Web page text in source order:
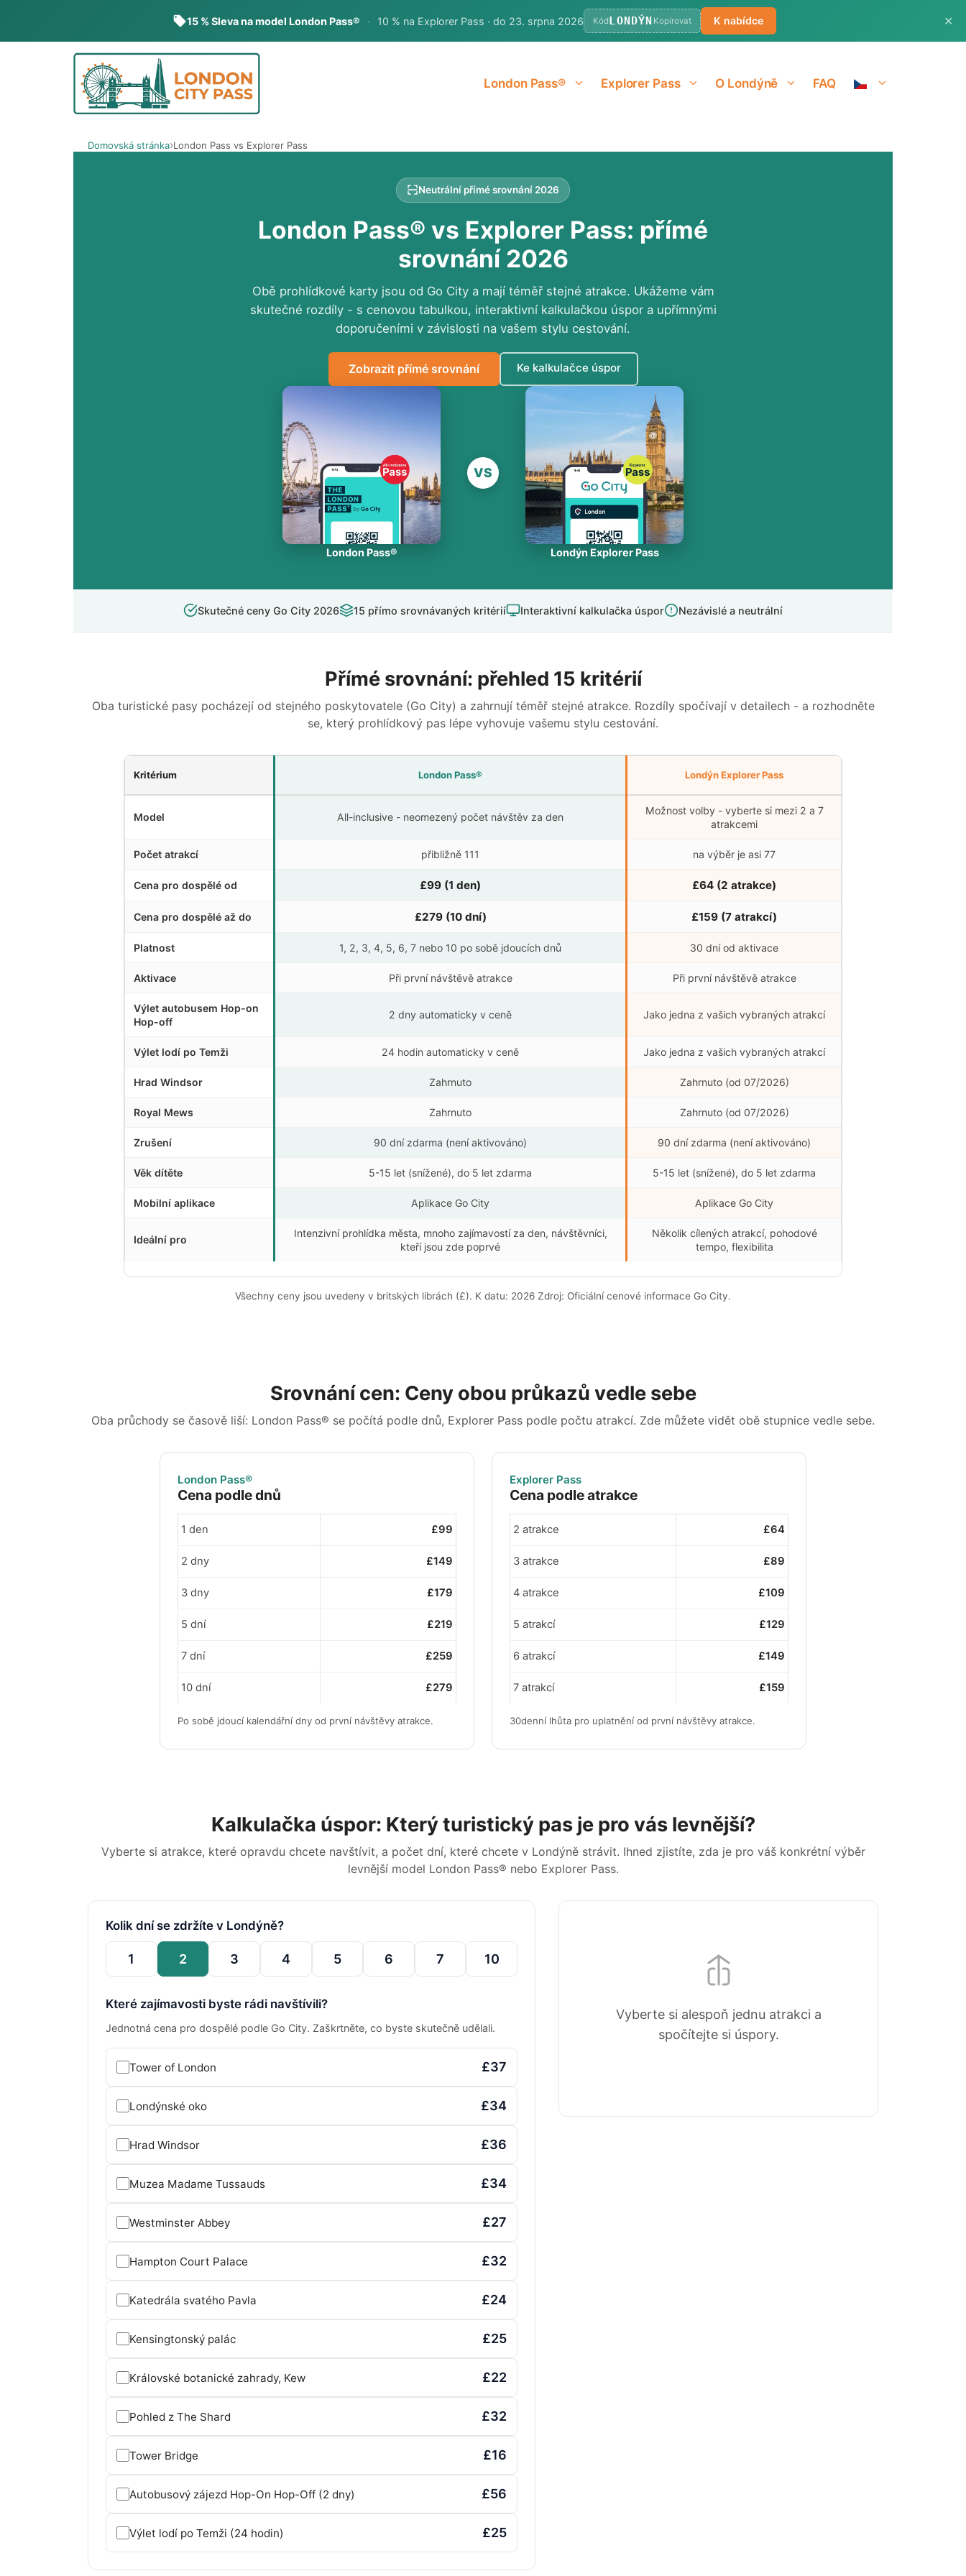
15 % Sleva na model London Pass® · 10 % na Explorer Pass · do 23. srpna 2026 KódLONDÝN Kopírovat K nabídce ✕
London Pass® Explorer Pass O Londýně FAQ
Domovská stránka London Pass vs Explorer Pass
Neutrální přímé srovnání 2026
London Pass® vs Explorer Pass: přímé
srovnání 2026
Obě prohlídkové karty jsou od Go City a mají téměř stejné atrakce. Ukážeme vám
skutečné rozdíly - s cenovou tabulkou, interaktivní kalkulačkou úspor a upřímnými
doporučeními v závislosti na vašem stylu cestování.
Zobrazit přímé srovnání Ke kalkulačce úspor
London Pass®
VS
Londýn Explorer Pass
Skutečné ceny Go City 2026 15 přímo srovnávaných kritérií Interaktivní kalkulačka úspor Nezávislé a neutrální
Přímé srovnání: přehled 15 kritérií
Oba turistické pasy pocházejí od stejného poskytovatele (Go City) a zahrnují téměř stejné atrakce. Rozdíly spočívají v detailech - a rozhodněte
se, který prohlídkový pas lépe vyhovuje vašemu stylu cestování.
Kritérium London Pass® Londýn Explorer Pass
Model All-inclusive - neomezený počet návštěv za den
Možnost volby - vyberte si mezi 2 a 7
atrakcemi
Počet atrakcí přibližně 111 na výběr je asi 77
Cena pro dospělé od £99 (1 den) £64 (2 atrakce)
Cena pro dospělé až do £279(10 dní) £159 (7 atrakcí)
Platnost 1, 2, 3, 4, 5, 6, 7 nebo 10 po sobě jdoucích dnů 30 dní od aktivace
Aktivace Při první návštěvě atrakce Při první návštěvě atrakce
Výlet autobusem Hop-on
Hop-off
2 dny automaticky v ceně Jako jedna z vašich vybraných atrakcí
Výlet lodí po Temži 24 hodin automaticky v ceně Jako jedna z vašich vybraných atrakcí
Hrad Windsor Zahrnuto Zahrnuto (od 07/2026)
Royal Mews Zahrnuto Zahrnuto (od 07/2026)
Zrušení 90 dní zdarma (není aktivováno) 90 dní zdarma (není aktivováno)
Věk dítěte 5-15 let (snížené), do 5 let zdarma 5-15 let (snížené), do 5 let zdarma
Mobilní aplikace Aplikace Go City Aplikace Go City
Ideální pro
Intenzivní prohlídka města, mnoho zajímavostí za den, návštěvníci,
kteří jsou zde poprvé
Několik cílených atrakcí, pohodové
tempo, flexibilita
Všechny ceny jsou uvedeny v britských librách (£). K datu: 2026 Zdroj: Oficiální cenové informace Go City.
Srovnání cen: Ceny obou průkazů vedle sebe
Oba průchody se časově liší: London Pass® se počítá podle dnů, Explorer Pass podle počtu atrakcí. Zde můžete vidět obě stupnice vedle sebe.
London Pass®
Cena podle dnů
1 den £99
2 dny £149
3 dny £179
5 dní £219
7 dní £259
10 dní £279
Po sobě jdoucí kalendářní dny od první návštěvy atrakce.
Explorer Pass
Cena podle atrakce
2 atrakce £64
3 atrakce £89
4 atrakce £109
5 atrakcí £129
6 atrakcí £149
7 atrakcí £159
30denní lhůta pro uplatnění od první návštěvy atrakce.
Kalkulačka úspor: Který turistický pas je pro vás levnější?
Vyberte si atrakce, které opravdu chcete navštívit, a počet dní, které chcete v Londýně strávit. Ihned zjistíte, zda je pro váš konkrétní výběr
levnější model London Pass® nebo Explorer Pass.
Kolik dní se zdržíte v Londýně?
1 2 3 4 5 6 7 10
Které zajímavosti byste rádi navštívili?
Jednotná cena pro dospělé podle Go City. Zaškrtněte, co byste skutečně udělali.
Tower of London £37
Londýnské oko £34
Hrad Windsor £36
Muzea Madame Tussauds £34
Westminster Abbey £27
Hampton Court Palace £32
Katedrála svatého Pavla £24
Kensingtonský palác £25
Královské botanické zahrady, Kew £22
Pohled z The Shard £32
Tower Bridge £16
Autobusový zájezd Hop-On Hop-Off (2 dny) £56
Výlet lodí po Temži (24 hodin) £25
Vyberte si alespoň jednu atrakci a
spočítejte si úspory.